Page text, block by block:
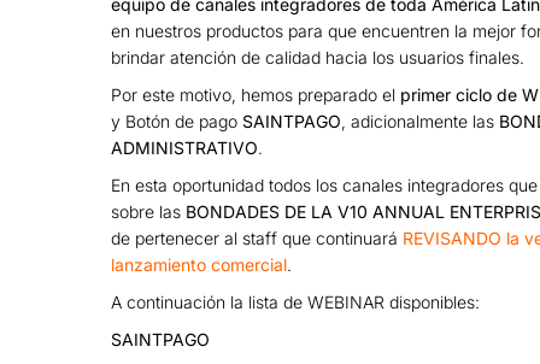
equipo de canales integradores de toda América
en nuestros productos para que encuentren la mejor
brindar atención de calidad hacia los usuarios finales.
Por este motivo, hemos preparado el primer ciclo de
y Botón de pago SAINTPAGO, adicionalmente las
ADMINISTRATIVO.
En esta oportunidad todos los canales integradores
sobre las BONDADES DE LA V10 ANNUAL
de pertenecer al staff que continuará REVISANDO la
lanzamiento comercial.
A continuación la lista de WEBINAR disponibles:
SAINTPAGO